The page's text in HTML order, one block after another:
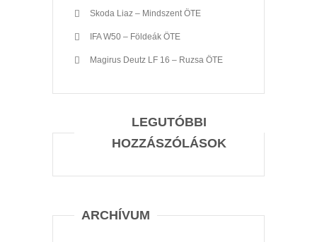
Skoda Liaz – Mindszent ÖTE
IFA W50 – Földeák ÖTE
Magirus Deutz LF 16 – Ruzsa ÖTE
LEGUTÓBBI
HOZZÁSZÓLÁSOK
ARCHÍVUM